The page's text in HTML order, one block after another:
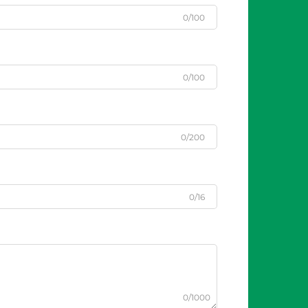
0/100
0/100
0/200
0/16
0/1000